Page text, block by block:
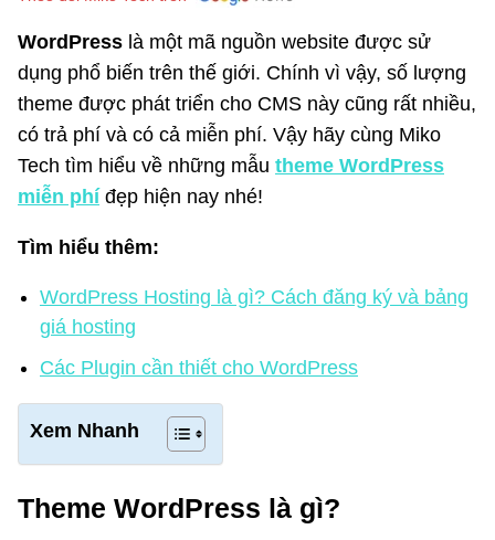
WordPress là một mã nguồn website được sử
dụng phổ biến trên thế giới. Chính vì vậy, số lượng
theme được phát triển cho CMS này cũng rất nhiều,
có trả phí và có cả miễn phí. Vậy hãy cùng Miko
Tech tìm hiểu về những mẫu theme WordPress
miễn phíđẹp hiện nay nhé!
Tìm hiểu thêm:
WordPress Hosting là gì? Cách đăng ký và bảng
giá hosting
Các Plugin cần thiết cho WordPress
Xem Nhanh
Theme WordPress là gì?